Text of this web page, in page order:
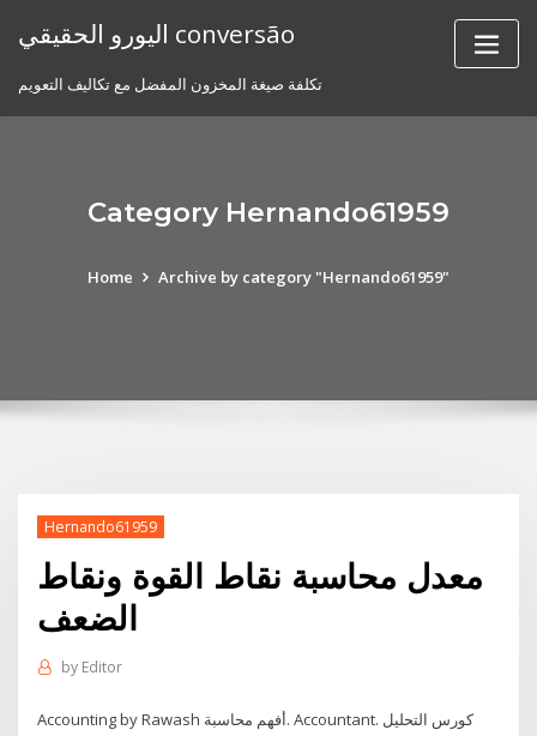
اليورو الحقيقي conversão
تكلفة صيغة المخزون المفضل مع تكاليف التعويم
Category Hernando61959
Home Archive by category "Hernando61959"
Hernando61959
معدل محاسبة نقاط القوة ونقاط
الضعف
by Editor
Accounting by Rawash أفهم محاسبة. Accountant. كورس التحليل